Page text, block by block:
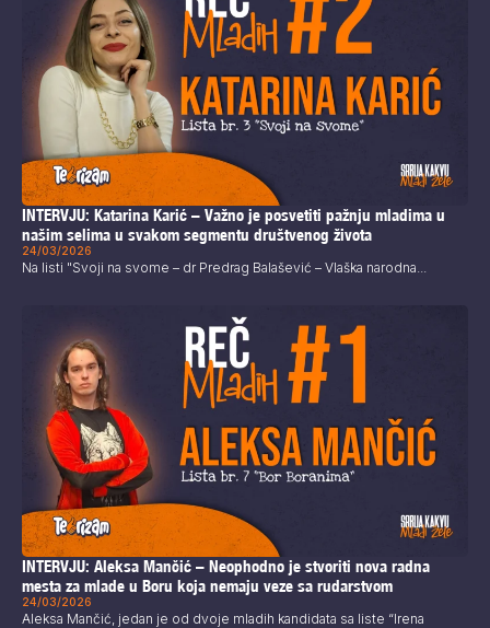
INTERVJU: Katarina Karić – Važno je posvetiti pažnju mladima u
našim selima u svakom segmentu društvenog života
24/03/2026
Na listi "Svoji na svome – dr Predrag Balašević – Vlaška narodna...
INTERVJU: Aleksa Mančić – Neophodno je stvoriti nova radna
mesta za mlade u Boru koja nemaju veze sa rudarstvom
24/03/2026
Aleksa Mančić, jedan je od dvoje mladih kandidata sa liste “Irena